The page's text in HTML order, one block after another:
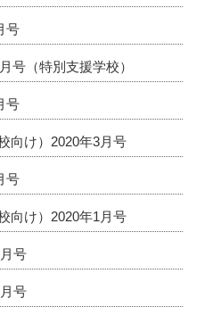
号
号（特別支援学校）
号
向け）2020年3月号
号
向け）2020年1月号
号
号